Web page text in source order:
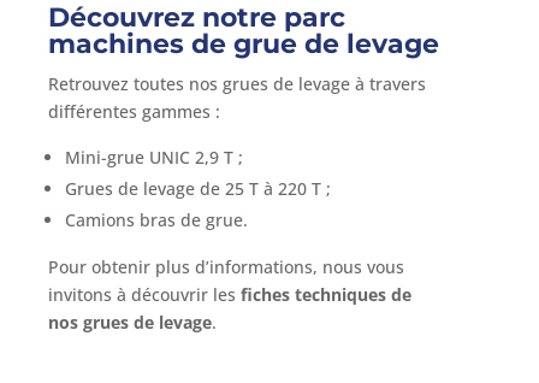
Découvrez notre parc
machines de grue de levage
Retrouvez toutes nos grues de levage à travers
différentes gammes :
Mini-grue UNIC 2,9 T ;
Grues de levage de 25 T à 220 T ;
Camions bras de grue.
Pour obtenir plus d’informations, nous vous
invitons à découvrir les fiches techniques de
nos grues de levage.